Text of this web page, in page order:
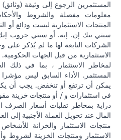
المستثمرين الرجوع إلى وثيقة
معلومات مفصلة والشروط
المنتجات الاستثمارية ليست ودائع
سيتي بنك إن. إيه. أو سيتي جروب
الشركات التابعة لها ما لم يُذكر على
الاستثمارية من قبل الجهات
لمخاطر الاستثمار ، بما في ذلك
المستثمر. الأداء السابق ليس مؤشرا
يمكن أن ترتفع أو تنخفض. يجب أن
في استثمارات و / أو منتجات خزينة
دراية بمخاطر تقلبات أسعار
المال عند تحويل العملة الأجنبية إلى
منتجات الاستثمار والخزانة
الاستثمار ومنتجات الخزينة لشروط